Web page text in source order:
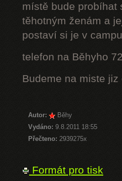
místě bude probíhat
těhotným ženám a
postaví si je v
telefon na Běhyho
Budeme na miste
Autor:
Běhy
Vydáno: 9.8.2011 18:55
Přečteno: 2939275x
Formát pro tisk